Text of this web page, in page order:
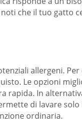
che il tuo gatto
allergeni. Per
Le opzioni
rapida. In
di lavare
ordinaria.